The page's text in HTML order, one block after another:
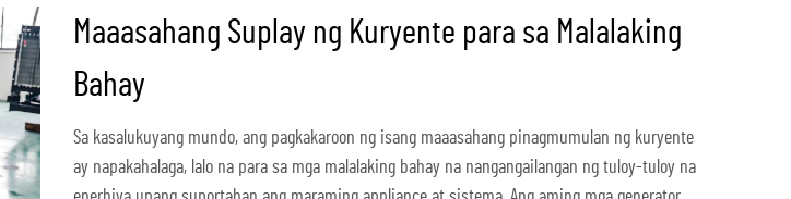
Maaasahang Suplay ng Kuryente para sa Malalaking
Bahay
Sa kasalukuyang mundo, ang pagkakaroon ng isang maaasahang pinagmumulan ng kuryente
ay napakahalaga, lalo na para sa mga malalaking bahay na nangangailangan ng tuloy-tuloy na